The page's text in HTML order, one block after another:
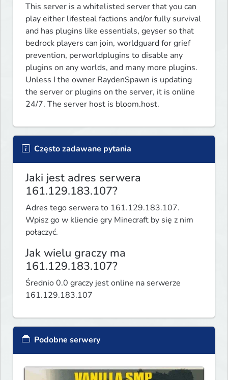
This server is a whitelisted server that you can
play either lifesteal factions and/or fully survival
and has plugins like essentials, geyser so that
bedrock players can join, worldguard for grief
prevention, perworldplugins to disable any
plugins on any worlds, and many more plugins.
Unless I the owner RaydenSpawn is updating
the server or plugins on the server, it is online
24/7. The server host is bloom.host.
Często zadawane pytania
Jaki jest adres serwera
161.129.183.107?
Adres tego serwera to 161.129.183.107.
Wpisz go w kliencie gry Minecraft by się z nim
połączyć.
Jak wielu graczy ma
161.129.183.107?
Średnio 0.0 graczy jest online na serwerze
161.129.183.107
Podobne serwery